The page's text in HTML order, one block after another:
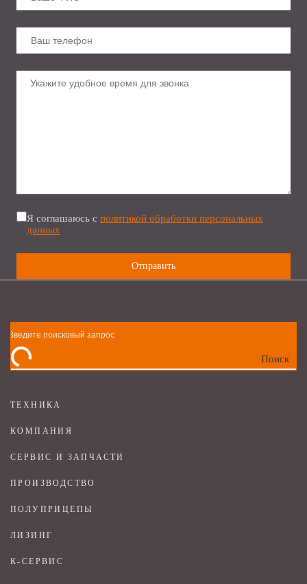
Я соглашаюсь с политикой обработки персональных
данных
ТЕХНИКА
КОМПАНИЯ
СЕРВИС И ЗАПЧАСТИ
ПРОИЗВОДСТВО
ПОЛУПРИЦЕПЫ
ЛИЗИНГ
К-СЕРВИС
Поиск